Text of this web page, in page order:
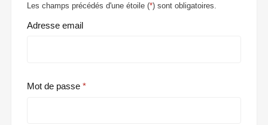
Les champs précédés d'une étoile (*) sont obligatoires.
Adresse email
Mot de passe